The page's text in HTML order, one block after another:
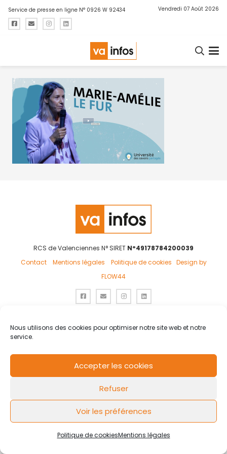
Nous utilisons des cookies pour optimiser notre site web et notre
service.
Accepter les cookies
Refuser
Voir les préférences
Politique de cookiesMentions légales
Service de presse en ligne N° 0926 W 92434 Vendredi 07 Août 2026
RCS de Valenciennes N° SIRET N°49178784200039
Contact
Mentions légales Politique de cookies Design by
FLOW44